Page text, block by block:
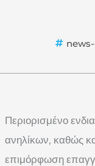
Περιορισμένο
ανηλίκων, καθώς
επιμόρφωση